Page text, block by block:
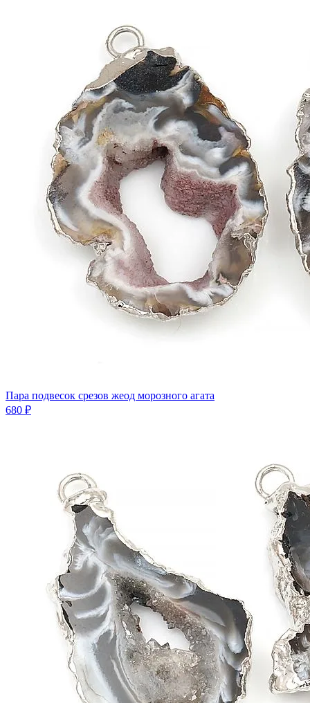
Пара подвесок срезов жеод морозного агата
680 ₽